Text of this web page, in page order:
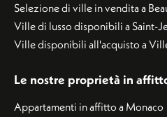
Selezione di ville in vendita a
Ville di lusso disponibili a Saint-
Ville disponibili all'acquisto a
Le nostre proprietà in
Appartamenti in affitto a Monaco